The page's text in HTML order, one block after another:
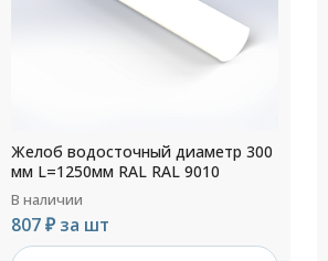
Желоб водосточный диаметр 300
мм L=1250мм RAL RAL 9010
В наличии
807 ₽ за шт